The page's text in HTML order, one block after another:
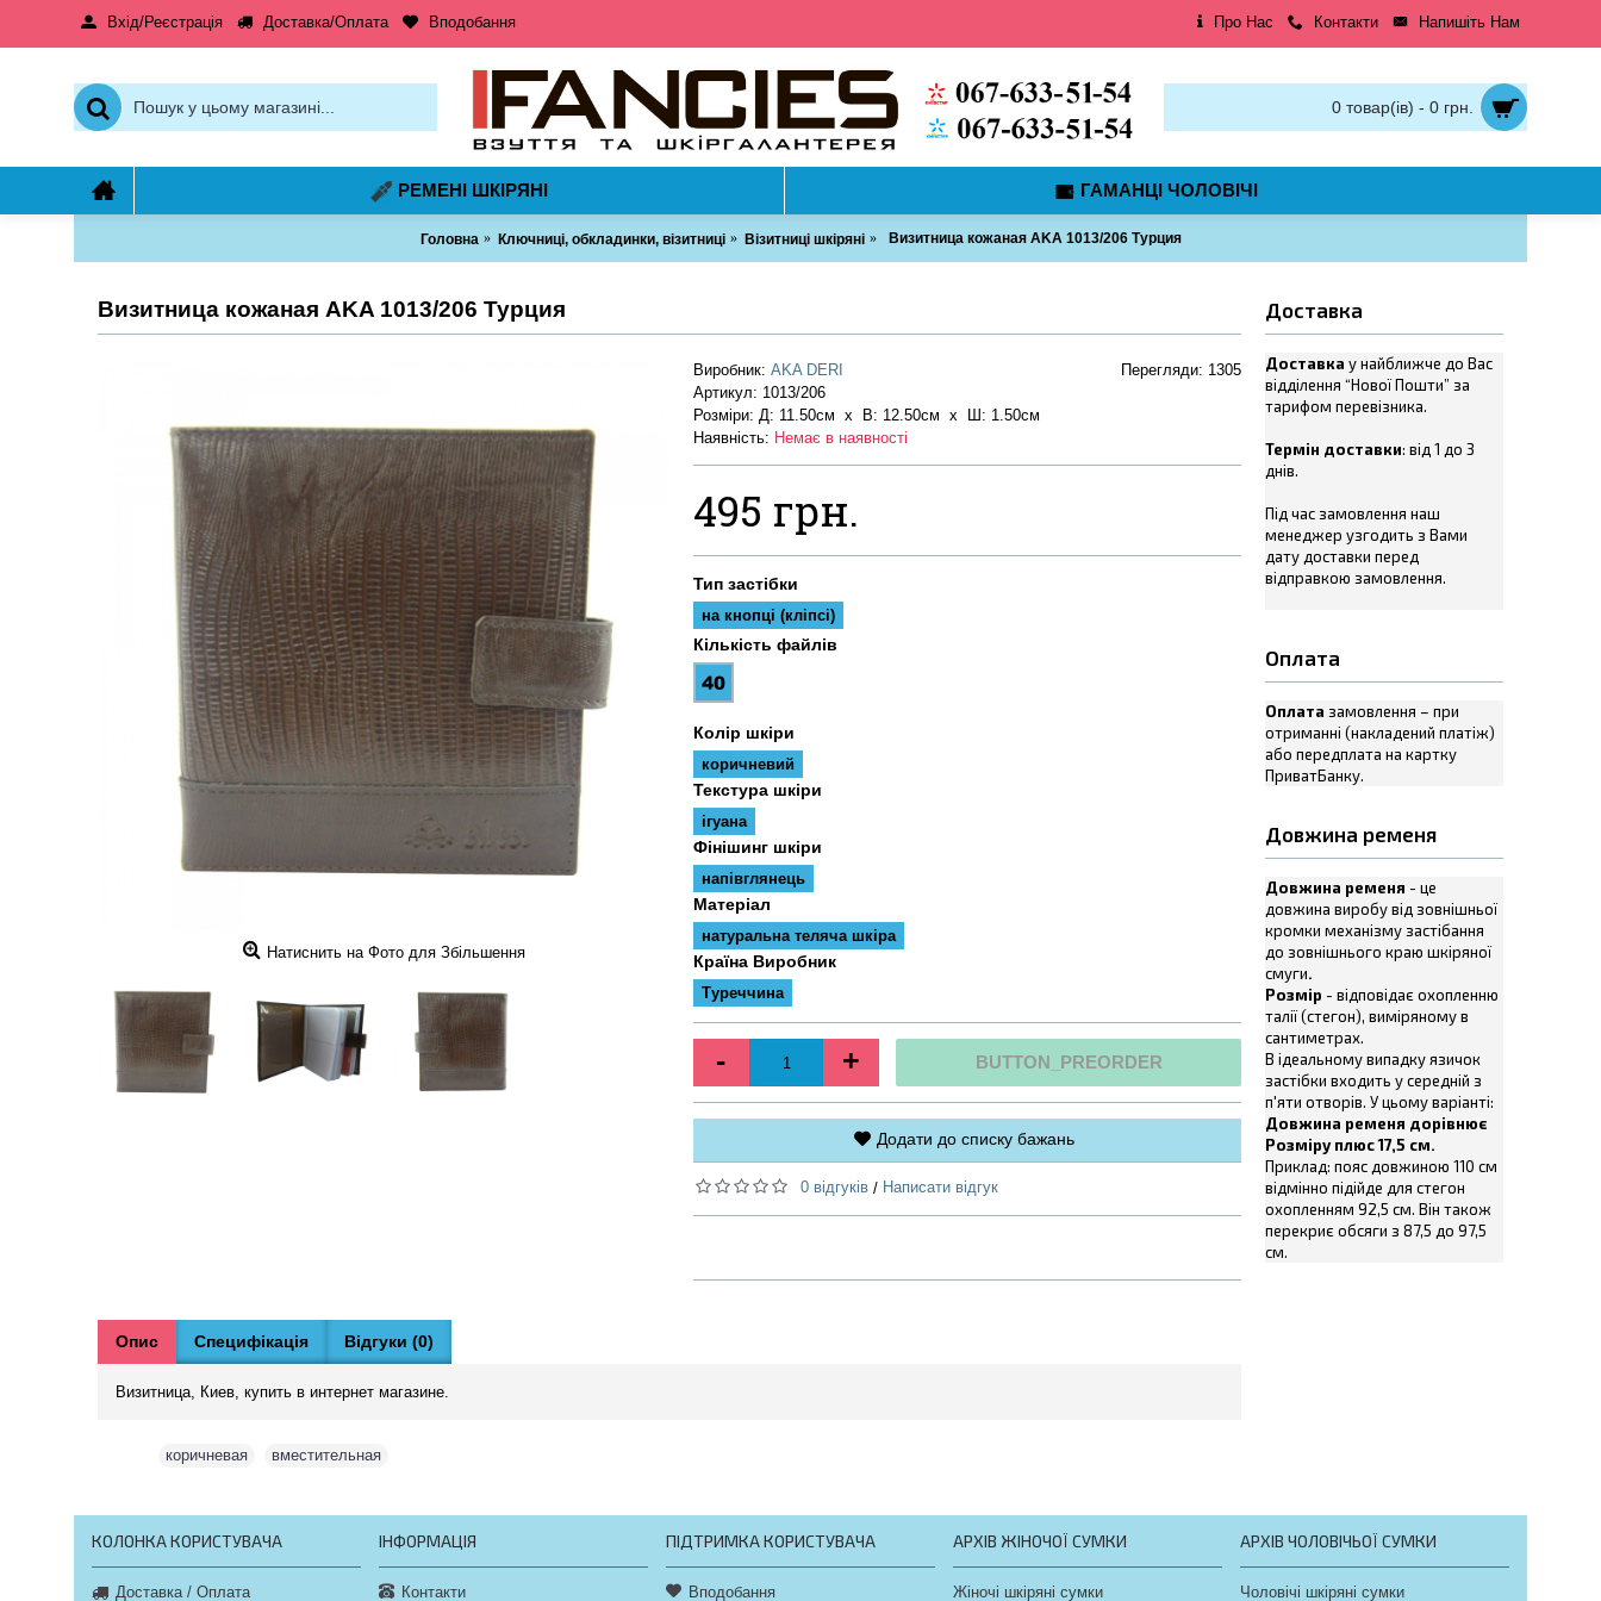
Вхід/Реєстрація Доставка/Оплата Вподобання Про Нас Контакти Напишіть Нам
0 товар(ів) - 0 грн.
РЕМЕНІ ШКІРЯНІ ГАМАНЦІ ЧОЛОВІЧІ
Головна Ключниці, обкладинки, візитниці Візитниці шкіряні Визитница кожаная AKA 1013/206 Турция
Доставка
Доставка у найближче до Вас
відділення “Нової Пошти” за
тарифом перевізника.
Термін доставки: від 1 до 3
днів.
Під час замовлення наш
менеджер узгодить з Вами
дату доставки перед
відправкою замовлення.
Оплата
Оплата замовлення – при
отриманні (накладений платіж)
або передплата на картку
ПриватБанку.
Довжина ременя
Довжина ременя - це
довжина виробу від зовнішньої
кромки механізму застібання
до зовнішнього краю шкіряної
смуги.
Розмір - відповідає охопленню
талії (стегон), виміряному в
сантиметрах.
В ідеальному випадку язичок
застібки входить у середній з
п'яти отворів. У цьому варіанті:
Довжина ременя дорівнює
Розміру плюс 17,5 см.
Приклад: пояс довжиною 110 см
відмінно підійде для стегон
охопленням 92,5 см. Він також
перекриє обсяги з 87,5 до 97,5
см.
Визитница кожаная AKA 1013/206 Турция
Натиснить на Фото для Збільшення
Перегляди: 1305
Виробник: AKA DERI
Артикул: 1013/206
Розміри: Д: 11.50см х В: 12.50см x Ш: 1.50см
Наявність: Немає в наявності
495 грн.
Тип застібки
на кнопці (кліпсі)
Кількість файлів
Колір шкіри
коричневий
Текстура шкіри
ігуана
Фінішинг шкіри
напівглянець
Матеріал
натуральна теляча шкіра
Країна Виробник
Туреччина
- + BUTTON_PREORDER
Додати до списку бажань
0 відгуків / Написати відгук
Опис Специфікація Відгуки (0)
Визитница, Киев, купить в интернет магазине.
коричневая вместительная
КОЛОНКА КОРИСТУВАЧА
Доставка / Оплата
ІНФОРМАЦІЯ
Контакти
ПІДТРИМКА КОРИСТУВАЧА
Вподобання
АРХІВ ЖІНОЧОЇ СУМКИ
Жіночі шкіряні сумки
АРХІВ ЧОЛОВІЧЬОЇ СУМКИ
Чоловічі шкіряні сумки